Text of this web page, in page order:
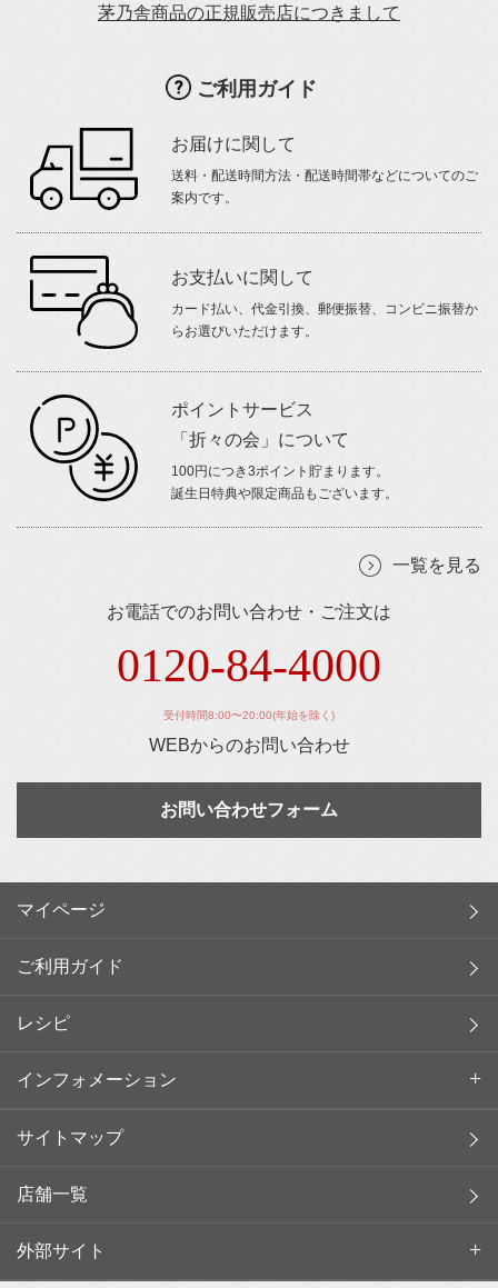
茅乃舎商品の正規販売店につきまして
ご利用ガイド
お届けに関して
送料・配送時間方法・配送時間帯などについてのご
案内です。
お支払いに関して
カード払い、代金引換、郵便振替、コンビニ振替か
らお選びいただけます。
ポイントサービス
「折々の会」について
100円につき3ポイント貯まります。
誕生日特典や限定商品もございます。
一覧を見る
お電話でのお問い合わせ・ご注文は
0120-84-4000
受付時間8:00〜20:00(年始を除く)
WEBからのお問い合わせ
お問い合わせフォーム
マイページ
ご利用ガイド
レシピ
インフォメーション
サイトマップ
店舗一覧
外部サイト